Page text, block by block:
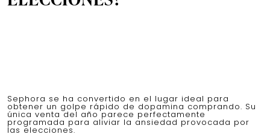
Sephora se ha convertido en el lugar ideal para
obtener un golpe rápido de dopamina comprando. Su
única venta del año parece perfectamente
programada para aliviar la ansiedad provocada por
las elecciones.